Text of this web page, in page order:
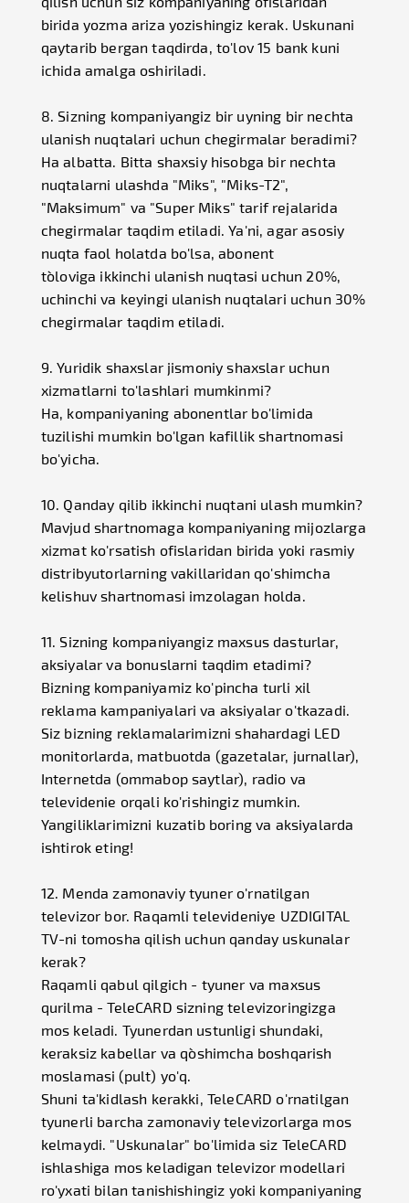
birida yozma ariza yozishingiz kerak. Uskunani
qaytarib bergan taqdirda, to'lov 15 bank kuni
ichida amalga oshiriladi.
8. Sizning kompaniyangiz bir uyning bir nechta
ulanish nuqtalari uchun chegirmalar beradimi?
Ha albatta. Bitta shaxsiy hisobga bir nechta
nuqtalarni ulashda "Miks", "Miks-T2",
"Maksimum" va "Super Miks" tarif rejalarida
chegirmalar taqdim etiladi. Ya'ni, agar asosiy
nuqta faol holatda bo'lsa, abonent
to`loviga ikkinchi ulanish nuqtasi uchun 20%,
uchinchi va keyingi ulanish nuqtalari uchun 30%
chegirmalar taqdim etiladi.
9. Yuridik shaxslar jismoniy shaxslar uchun
xizmatlarni to'lashlari mumkinmi?
Ha, kompaniyaning abonentlar bo'limida
tuzilishi mumkin bo'lgan kafillik shartnomasi
bo'yicha.
10. Qanday qilib ikkinchi nuqtani ulash mumkin?
Mavjud shartnomaga kompaniyaning mijozlarga
xizmat ko'rsatish ofislaridan birida yoki rasmiy
distribyutorlarning vakillaridan qo'shimcha
kelishuv shartnomasi imzolagan holda.
11. Sizning kompaniyangiz maxsus dasturlar,
aksiyalar va bonuslarni taqdim etadimi?
Bizning kompaniyamiz ko'pincha turli xil
reklama kampaniyalari va aksiyalar o'tkazadi.
Siz bizning reklamalarimizni shahardagi LED
monitorlarda, matbuotda (gazetalar, jurnallar),
Internetda (ommabop saytlar), radio va
televidenie orqali ko'rishingiz mumkin.
Yangiliklarimizni kuzatib boring va aksiyalarda
ishtirok eting!
12. Menda zamonaviy tyuner o'rnatilgan
televizor bor. Raqamli televideniye UZDIGITAL
TV-ni tomosha qilish uchun qanday uskunalar
kerak?
Raqamli qabul qilgich - tyuner va maxsus
qurilma - TeleCARD sizning televizoringizga
mos keladi. Tyunerdan ustunligi shundaki,
keraksiz kabellar va qo`shimcha boshqarish
moslamasi (pult) yo'q.
Shuni ta'kidlash kerakki, TeleCARD o'rnatilgan
tyunerli barcha zamonaviy televizorlarga mos
kelmaydi. "Uskunalar" bo'limida siz TeleCARD
ishlashiga mos keladigan televizor modellari
ro'yxati bilan tanishishingiz yoki kompaniyaning